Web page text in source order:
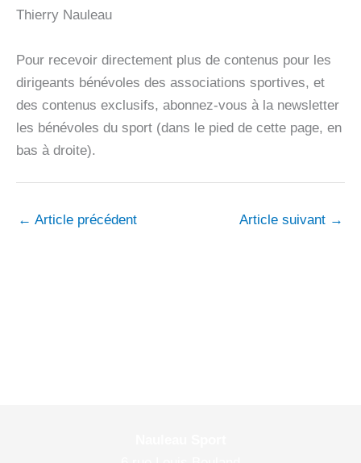
Thierry Nauleau
Pour recevoir directement plus de contenus pour les
dirigeants bénévoles des associations sportives, et
des contenus exclusifs, abonnez-vous à la newsletter
les bénévoles du sport (dans le pied de cette page, en
bas à droite).
← Article précédent Article suivant →